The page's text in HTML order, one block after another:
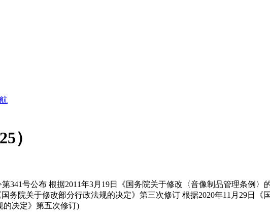
）
341号公布 根据2011年3月19日《国务院关于修改〈音像制品管理条例
务院关于修改部分行政法规的决定》第三次修订 根据2020年11月29日
的决定》第五次修订)